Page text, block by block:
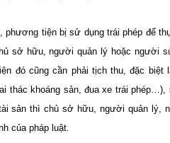
tiện bị sử dụng trái phép để
sở hữu, người quản lý hoặc người
đó cũng cần phải tịch thu, đặc biệt
thác khoáng sản, đua xe trái
sản thì chủ sở hữu, người quản lý,
của pháp luật.